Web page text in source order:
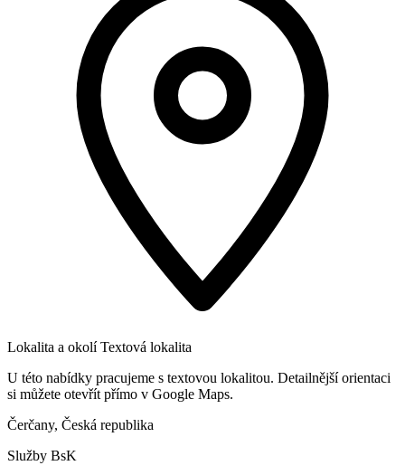
Lokalita a okolí Textová lokalita
U této nabídky pracujeme s textovou lokalitou. Detailnější orientaci
si můžete otevřít přímo v Google Maps.
Čerčany, Česká republika
Služby BsK